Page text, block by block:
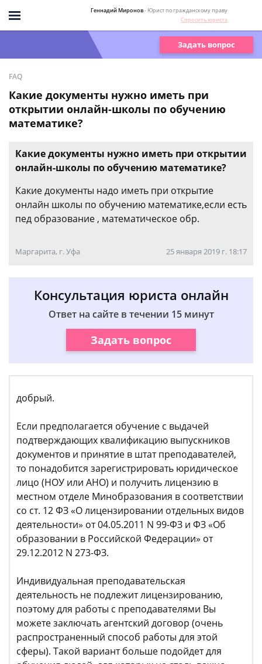
Геннадий Миронов- Юрист по гражданскому праву
Спросить юриста
Задать вопрос
FAQ
Какие документы нужно иметь при
открытии онлайн-школы по обучению
математике?
Какие документы нужно иметь при открытии
онлайн-школы по обучению математике?
Какие документы надо иметь при открытие
онлайн школы по обучению математике,если есть
пед образование , математическое обр.
Маргарита, г. Уфа 25 января 2019 г. 18:17
Консультация юриста онлайн
Ответ на сайте в течении 15 минут
Задать вопрос
добрый.
Если предполагается обучение с выдачей
подтверждающих квалификацию выпускников
документов и принятие в штат преподавателей,
то понадобится зарегистрировать юридическое
лицо (НОУ или АНО) и получить лицензию в
местном отделе Минобразования в соответствии
со ст. 12 ФЗ «О лицензировании отдельных видов
деятельности» от 04.05.2011 N 99-ФЗ и ФЗ «Об
образовании в Российской Федерации» от
29.12.2012 N 273-ФЗ.
Индивидуальная преподавательская
деятельность не подлежит лицензированию,
поэтому для работы с преподавателями Вы
можете заключать агентский договор (очень
распространенный способ работы для этой
сферы). Такой вариант больше подойдет для